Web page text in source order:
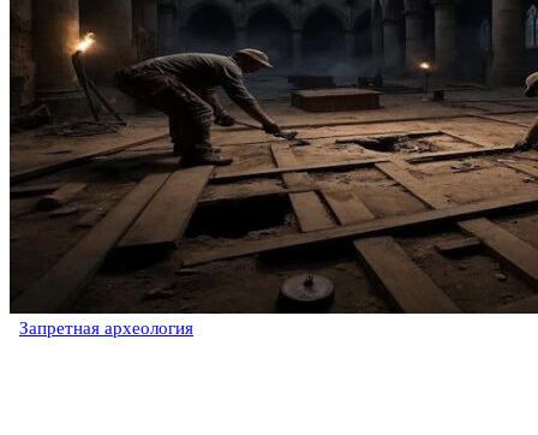
Запретная археология